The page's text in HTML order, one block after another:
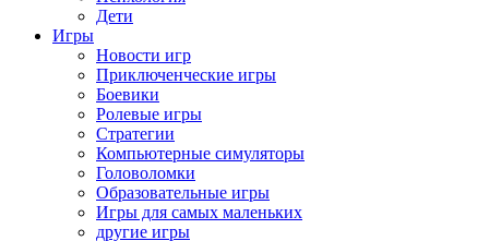
Дети
Игры
Новости игр
Приключенческие игры
Боевики
Ролевые игры
Стратегии
Компьютерные симуляторы
Головоломки
Образовательные игры
Игры для самых маленьких
другие игры